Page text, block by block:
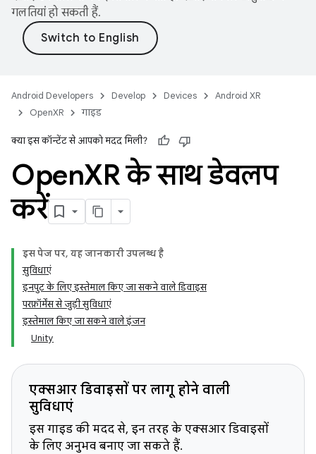
गलतियां हो सकती हैं.
Android Developers Develop Devices
Android XR
OpenXR
गाइड
क्या इस कॉन्टेंट से आपको मदद मिली?
OpenXR के साथ डेवलप
करें
इस पेज पर, यह जानकारी उपलब्ध है
सुविधाएं
इनपुट के लिए इस्तेमाल किए जा सकने वाले डिवाइस
परफ़ॉर्मेंस से जुड़ी सुविधाएं
इस्तेमाल किए जा सकने वाले इंजन
Unity
एक्सआर डिवाइसों पर लागू होने वाली
सुविधाएं
इस गाइड की मदद से, इन तरह के एक्सआर डिवाइसों
के लिए अनुभव बनाए जा सकते हैं.